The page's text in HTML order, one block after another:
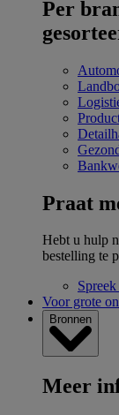
Per
Praat
Hebt u hulp
bestelling te
Voor grote
Bronnen
Meer